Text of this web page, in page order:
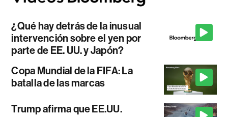
¿Qué hay detrás de la inusual
intervención sobre el yen por
parte de EE. UU. y Japón?
Copa Mundial de la FIFA: La
batalla de las marcas
Trump afirma que EE.UU.